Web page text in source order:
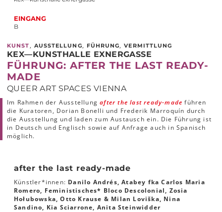
EINGANG
B
KUNST , AUSSTELLUNG, FÜHRUNG,VERMITTLUNG
KEX—KUNSTHALLE EXNERGASSE
FÜHRUNG: AFTER THE LAST READY-
MADE
QUEER ART SPACES VIENNA
Im Rahmen der Ausstellungafter the last ready-made führen
die Kuratoren, Dorian Bonelli und Frederik Marroquín durch
die Ausstellung und laden zum Austausch ein. Die Führung ist
in Deutsch und Englisch sowie auf Anfrage auch in Spanisch
möglich.
after the last ready-made
Künstler*innen: Danilo Andrés, Atabey fka Carlos Maria
Romero, Feministisches* Bloco Descolonial, Zosia
Hołubowska, Otto Krause & Milan Loviška, Nina
Sandino, Kia Sciarrone, Anita Steinwidder